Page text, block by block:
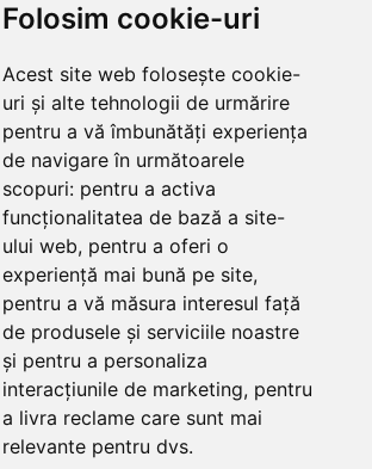
Folosim cookie-uri
Acest site web folosește cookie-
uri și alte tehnologii de urmărire
pentru a vă îmbunătăți experiența
de navigare în următoarele
scopuri: pentru a activa
funcționalitatea de bază a site-
ului web, pentru a oferi o
experiență mai bună pe site,
pentru a vă măsura interesul față
de produsele și serviciile noastre
și pentru a personaliza
interacțiunile de marketing, pentru
a livra reclame care sunt mai
relevante pentru dvs.
40, Sector 5, Bucuresti
RO 3004724
Comertului:J40/13176/1991
|021.411.44.44